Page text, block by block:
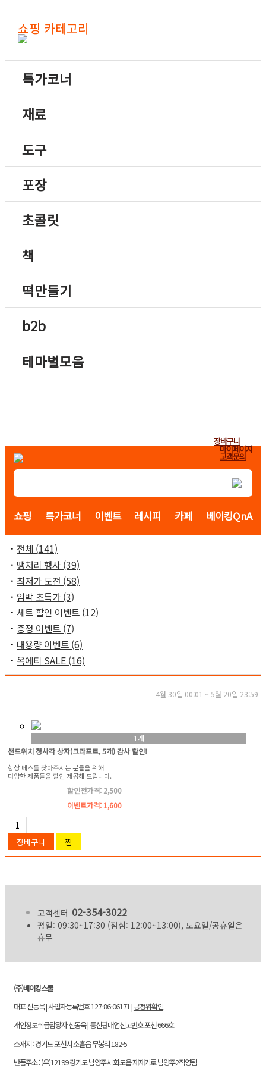
쇼핑 카테고리
특가코너
재료
도구
포장
초콜릿
책
떡만들기
b2b
테마별모음
장바구니
마이페이지
고객문의
쇼핑 특가코너 이벤트 레시피 카페 베이킹QnA
ㆍ 전체 (141)
ㆍ 땡처리 행사 (39)
ㆍ 최저가 도전 (58)
ㆍ 임박 초특가 (3)
ㆍ 세트 할인 이벤트 (12)
ㆍ 증정 이벤트 (7)
ㆍ 대용량 이벤트 (6)
ㆍ 옥에티 SALE (16)
4월 30일 00:01 ~ 5월 20일 23:59
1개
샌드위치 정사각 상자(크라프트, 5개) 감사 할인!
항상 베스를 찾아주시는 분들을 위해
다양한 제품들을 할인 제공해 드립니다.
할인전가격: 2,500
이벤트가격: 1,600
고객센터 02-354-3022
평일: 09:30~17:30 (점심: 12:00~13:00), 토요일/공휴일은
휴무
(주)베이킹스쿨
대표 신동욱 | 사업자등록번호 127-86-06171 |공정위확인
개인정보취급담당자 신동욱 | 통신판매업신고번호 포천 666호
소재지 : 경기도 포천시 소흘읍 무봉리 182-5
반품주소 : (우)12199 경기도 남양주시 화도읍 재재기로 남양주2직영팀